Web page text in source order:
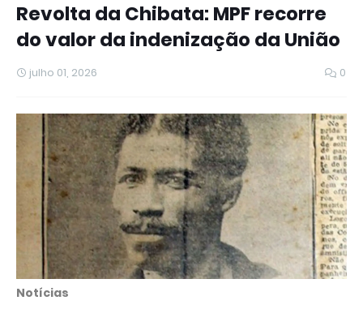
Revolta da Chibata: MPF recorre
do valor da indenização da União
julho 01, 2026 0
Notícias